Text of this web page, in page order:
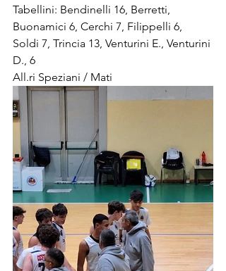
Tabellini: Bendinelli 16, Berretti,
Buonamici 6, Cerchi 7, Filippelli 6,
Soldi 7, Trincia 13, Venturini E., Venturini
D., 6
All.ri Speziani / Mati